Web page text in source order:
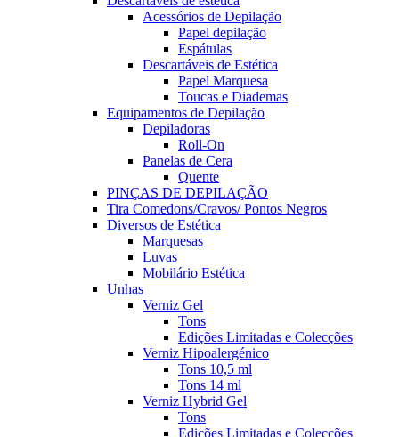
Acessórios de Depilação
Papel depilação
Espátulas
Descartáveis de Estética
Papel Marquesa
Toucas e Diademas
Equipamentos de Depilação
Depiladoras
Roll-On
Panelas de Cera
Quente
PINÇAS DE DEPILAÇÃO
Tira Comedons/Cravos/ Pontos Negros
Diversos de Estética
Marquesas
Luvas
Mobilário Estética
Unhas
Verniz Gel
Tons
Edições Limitadas e Colecções
Verniz Hipoalergénico
Tons 10,5 ml
Tons 14 ml
Verniz Hybrid Gel
Tons
Edições Limitadas e Colecções